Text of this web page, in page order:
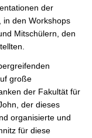
der
in den Workshops
Mitschülern, den
große
der Fakultät für
der dieses
organisierte und
für diese